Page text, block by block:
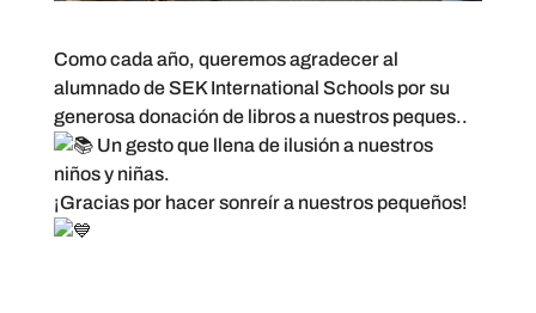
Como cada año, queremos agradecer al
alumnado deSEK International Schoolspor su
generosa donación de libros a nuestros peques..
Un gesto que llena de ilusión a nuestros
niños y niñas.
¡Gracias por hacer sonreír a nuestros pequeños!